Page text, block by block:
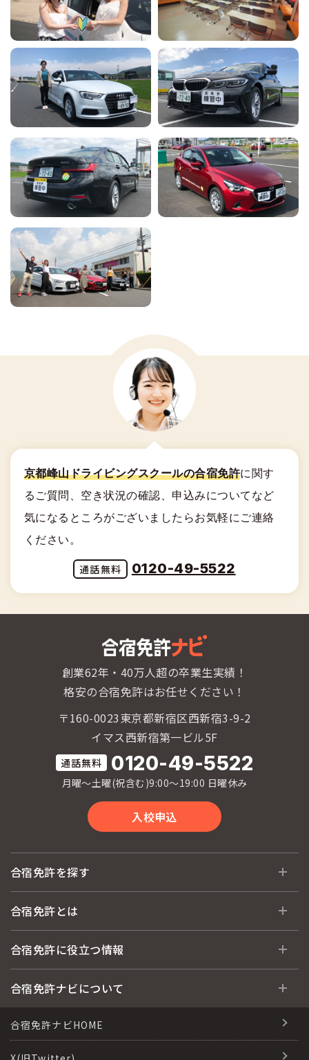
京都峰山ドライビングスクールの合宿免許に関す
る ご質問、空き状況の確認、申込みについてなど
気になるところがございましたらお気軽にご連絡
ください。
0120-49-5522
創業62年・40万人超の卒業生実績！
格安の合宿免許はお任せください！
〒160-0023東京都新宿区西新宿3-9-2
イマス西新宿第一ビル5F
0120-49-5522
月曜〜土曜(祝含む)9:00〜19:00 日曜休み
入校申込
合宿免許を探す
全国 教習所一覧
運転免許の種類(車種)
格安シーズン料金
合宿免許とは
合宿免許とは
合宿免許選びのアドバイス
合宿免許の入校までの流れ
合宿免許に役立つ情報
合宿免許に役立つ情報
合宿免許ナビについて
会社情報・代表メッセージ
会社概要
合宿免許ナビHOME